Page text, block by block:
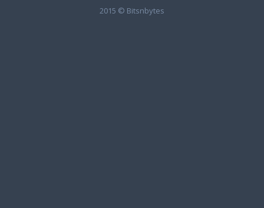
2015 © Bitsnbytes